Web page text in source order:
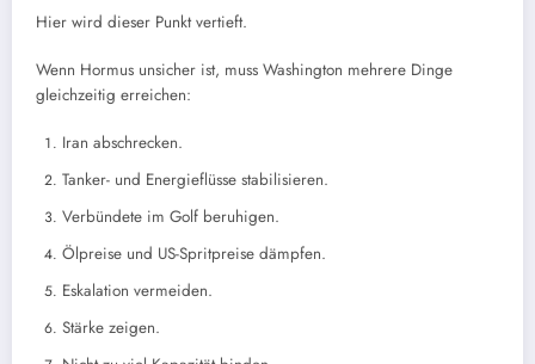
Hier wird dieser Punkt vertieft.
Wenn Hormus unsicher ist, muss Washington mehrere Dinge
gleichzeitig erreichen:
Iran abschrecken.
Tanker- und Energieflüsse stabilisieren.
Verbündete im Golf beruhigen.
Ölpreise und US-Spritpreise dämpfen.
Eskalation vermeiden.
Stärke zeigen.